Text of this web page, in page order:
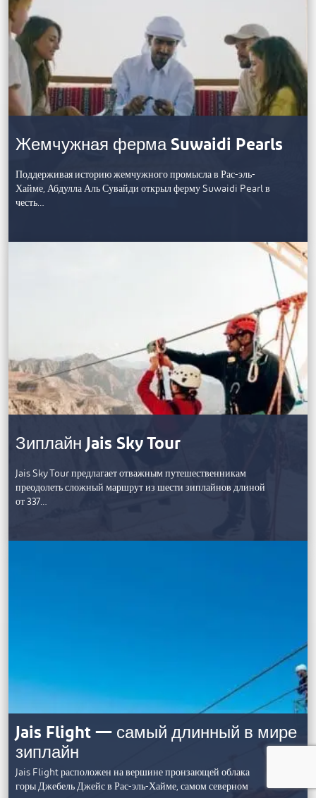
Жемчужная ферма Suwaidi Pearls
Поддерживая историю жемчужного промысла в Рас-эль-
Хайме, Абдулла Аль Сувайди открыл ферму Suwaidi Pearl в
честь…
Зиплайн Jais Sky Tour
Jais Sky Tour предлагает отважным путешественникам
преодолеть сложный маршрут из шести зиплайнов длиной
от 337…
Jais Flight — самый длинный в мире
зиплайн
Jais Flight расположен на вершине пронзающей облака
горы Джебель Джейс в Рас-эль-Хайме, самом северном